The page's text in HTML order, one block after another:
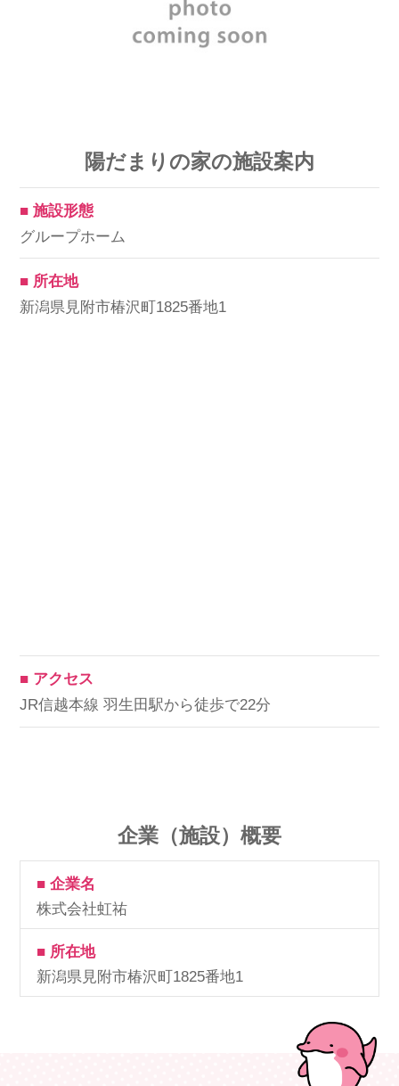
介護・看護のお仕事について
WEB勤怠
会社概要
陽だまりの家の施設案内
■ 施設形態
グループホーム
■ 所在地
新潟県見附市椿沢町1825番地1
■ アクセス
JR信越本線 羽生田駅から徒歩で22分
企業（施設）概要
■ 企業名
株式会社虹祐
■ 所在地
新潟県見附市椿沢町1825番地1